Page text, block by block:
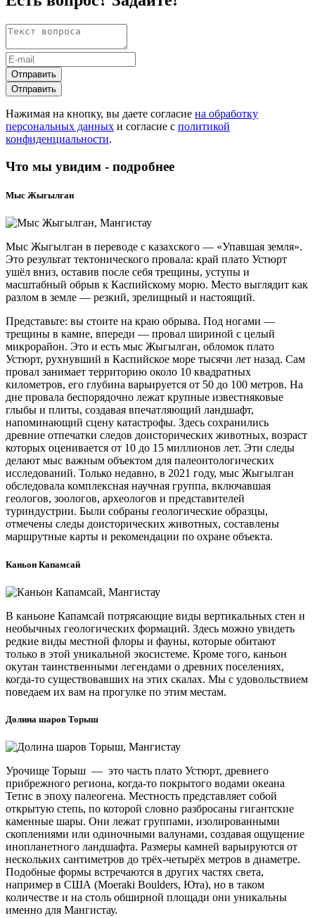
Отправить
Отправить
Нажимая на кнопку, вы даете согласие на обработку
персональных данных и согласие с политикой
конфиденциальности.
Что мы увидим - подробнее
Мыс Жыгылган
Мыс Жыгылган в переводе с казахского — «Упавшая земля».
Это результат тектонического провала: край плато Устюрт
ушёл вниз, оставив после себя трещины, уступы и
масштабный обрыв к Каспийскому морю. Место выглядит как
разлом в земле — резкий, зрелищный и настоящий.
Представьте: вы стоите на краю обрыва. Под ногами —
трещины в камне, впереди — провал шириной с целый
микрорайон. Это и есть мыс Жыгылган, обломок плато
Устюрт, рухнувший в Каспийское море тысячи лет назад. Сам
провал занимает территорию около 10 квадратных
километров, его глубина варьируется от 50 до 100 метров. На
дне провала беспорядочно лежат крупные известняковые
глыбы и плиты, создавая впечатляющий ландшафт,
напоминающий сцену катастрофы. Здесь сохранились
древние отпечатки следов доисторических животных, возраст
которых оценивается от 10 до 15 миллионов лет. Эти следы
делают мыс важным объектом для палеонтологических
исследований. Только недавно, в 2021 году, мыс Жыгылган
обследовала комплексная научная группа, включавшая
геологов, зоологов, археологов и представителей
туриндустрии. Были собраны геологические образцы,
отмечены следы доисторических животных, составлены
маршрутные карты и рекомендации по охране объекта.
Каньон Капамсай
В каньоне Капамсай потрясающие виды вертикальных стен и
необычных геологических формаций. Здесь можно увидеть
редкие виды местной флоры и фауны, которые обитают
только в этой уникальной экосистеме. Кроме того, каньон
окутан таинственными легендами о древних поселениях,
когда-то существовавших на этих скалах. Мы с удовольствием
поведаем их вам на прогулке по этим местам.
Долина шаров Торыш
Урочище Торыш — это часть плато Устюрт, древнего
прибрежного региона, когда-то покрытого водами океана
Тетис в эпоху палеогена. Местность представляет собой
открытую степь, по которой словно разбросаны гигантские
каменные шары. Они лежат группами, изолированными
скоплениями или одиночными валунами, создавая ощущение
инопланетного ландшафта. Размеры камней варьируются от
нескольких сантиметров до трёх-четырёх метров в диаметре.
Подобные формы встречаются в других частях света,
например в США (Moeraki Boulders, Юта), но в таком
количестве и на столь обширной площади они уникальны
именно для Мангистау.